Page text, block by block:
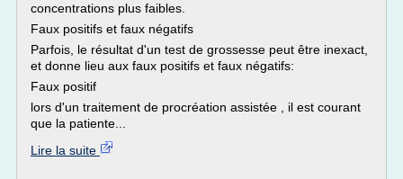
concentrations plus faibles.
Faux positifs et faux négatifs
Parfois, le résultat d'un test de grossesse peut être inexact,
et donne lieu aux faux positifs et faux négatifs:
Faux positif
lors d'un traitement de procréation assistée , il est courant
que la patiente...
Lire la suite